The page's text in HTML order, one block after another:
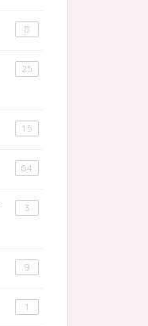
8
25
15
64
3
9
1